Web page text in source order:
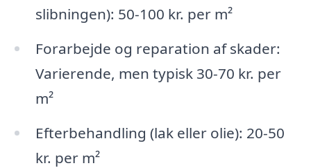
slibningen): 50-100 kr. per m²
Forarbejde og reparation af skader:
Varierende, men typisk 30-70 kr. per
m²
Efterbehandling (lak eller olie): 20-50
kr. per m²